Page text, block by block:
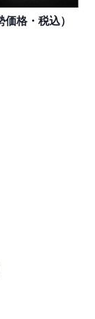
格・税込）